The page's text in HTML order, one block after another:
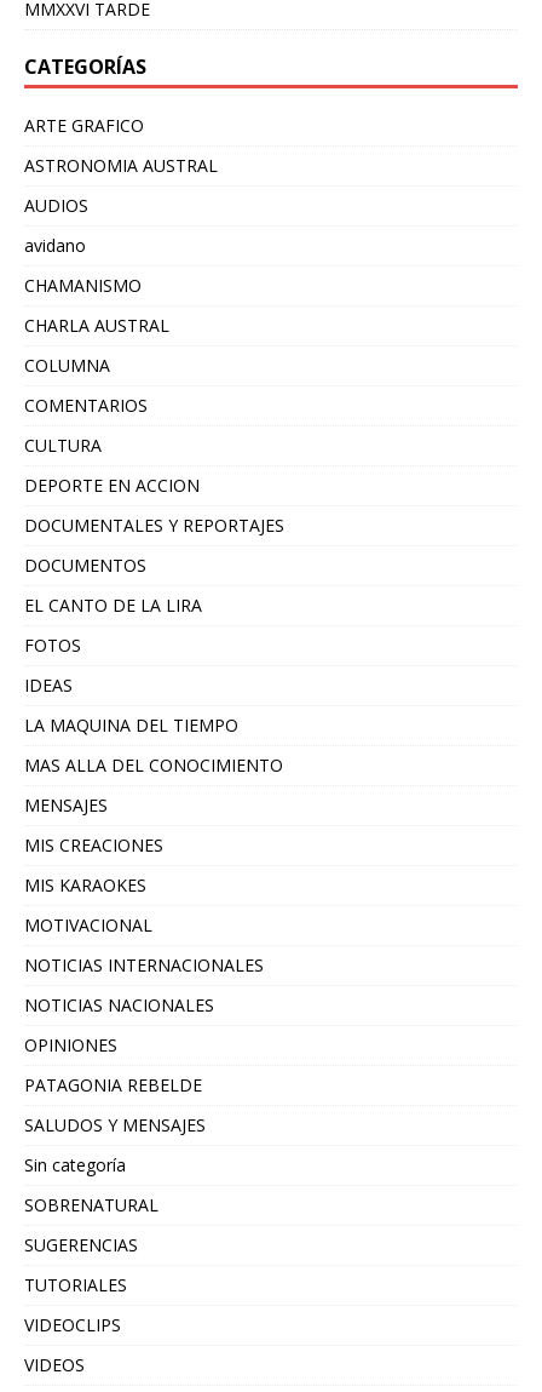
MMXXVI TARDE
CATEGORÍAS
ARTE GRAFICO
ASTRONOMIA AUSTRAL
AUDIOS
avidano
CHAMANISMO
CHARLA AUSTRAL
COLUMNA
COMENTARIOS
CULTURA
DEPORTE EN ACCION
DOCUMENTALES Y REPORTAJES
DOCUMENTOS
EL CANTO DE LA LIRA
FOTOS
IDEAS
LA MAQUINA DEL TIEMPO
MAS ALLA DEL CONOCIMIENTO
MENSAJES
MIS CREACIONES
MIS KARAOKES
MOTIVACIONAL
NOTICIAS INTERNACIONALES
NOTICIAS NACIONALES
OPINIONES
PATAGONIA REBELDE
SALUDOS Y MENSAJES
Sin categoría
SOBRENATURAL
SUGERENCIAS
TUTORIALES
VIDEOCLIPS
VIDEOS